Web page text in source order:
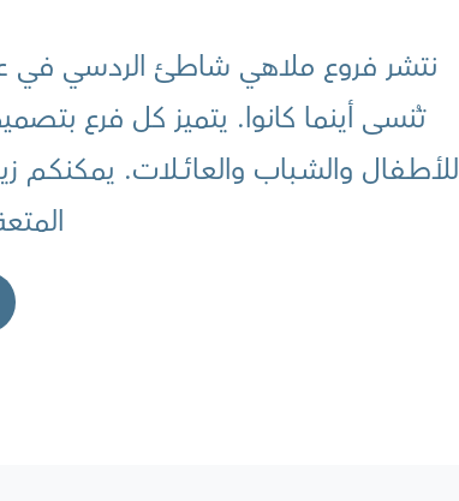
نتشر فروع ملاهي شاطئ الردسي في
تُنسى أينما كانوا. يتميز كل فرع
للأطــفال والشــباب والعائــــلات.